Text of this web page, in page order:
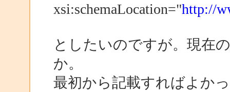
xsi:schemaLocation="http://
としたいのですが。現在
か。
最初から記載すればよか